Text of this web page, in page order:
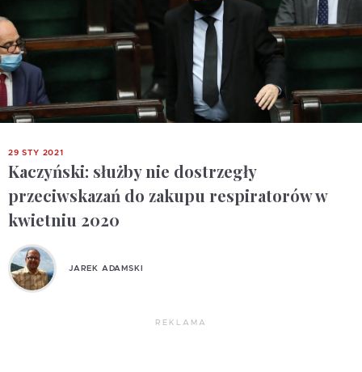
29 STY 2021
Kaczyński: służby nie dostrzegły
przeciwskazań do zakupu respiratorów w
kwietniu 2020
JAREK ADAMSKI
REKLAMA